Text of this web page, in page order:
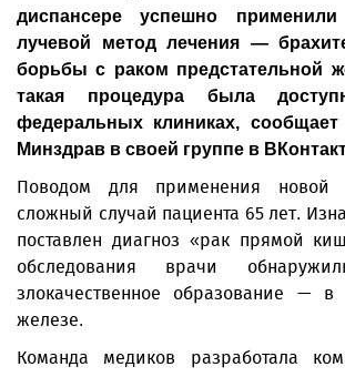
диспансере успешно
лучевой метод лечения —
борьбы с раком предстательной
такая процедура была
федеральных клиниках, сообщает
Минздрав в своей группе в
Поводом для применения новой
сложный случай пациента 65 лет.
поставлен диагноз «рак прямой
обследования врачи
злокачественное образование — в
железе.
Команда медиков разработала